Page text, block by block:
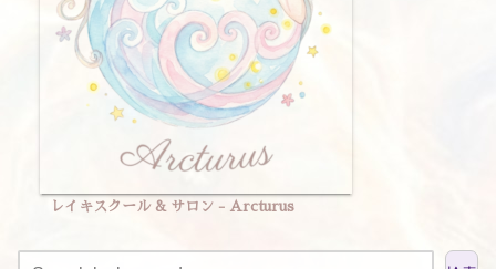
レイキスクール & サロン - Arcturus